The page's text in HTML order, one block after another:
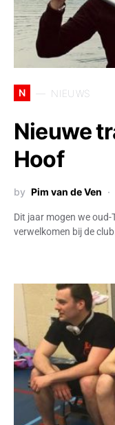
N NIEUWS
Nieuwe
Hoof
by Pim van de Ven
Dit jaar mogen we
verwelkomen bij de